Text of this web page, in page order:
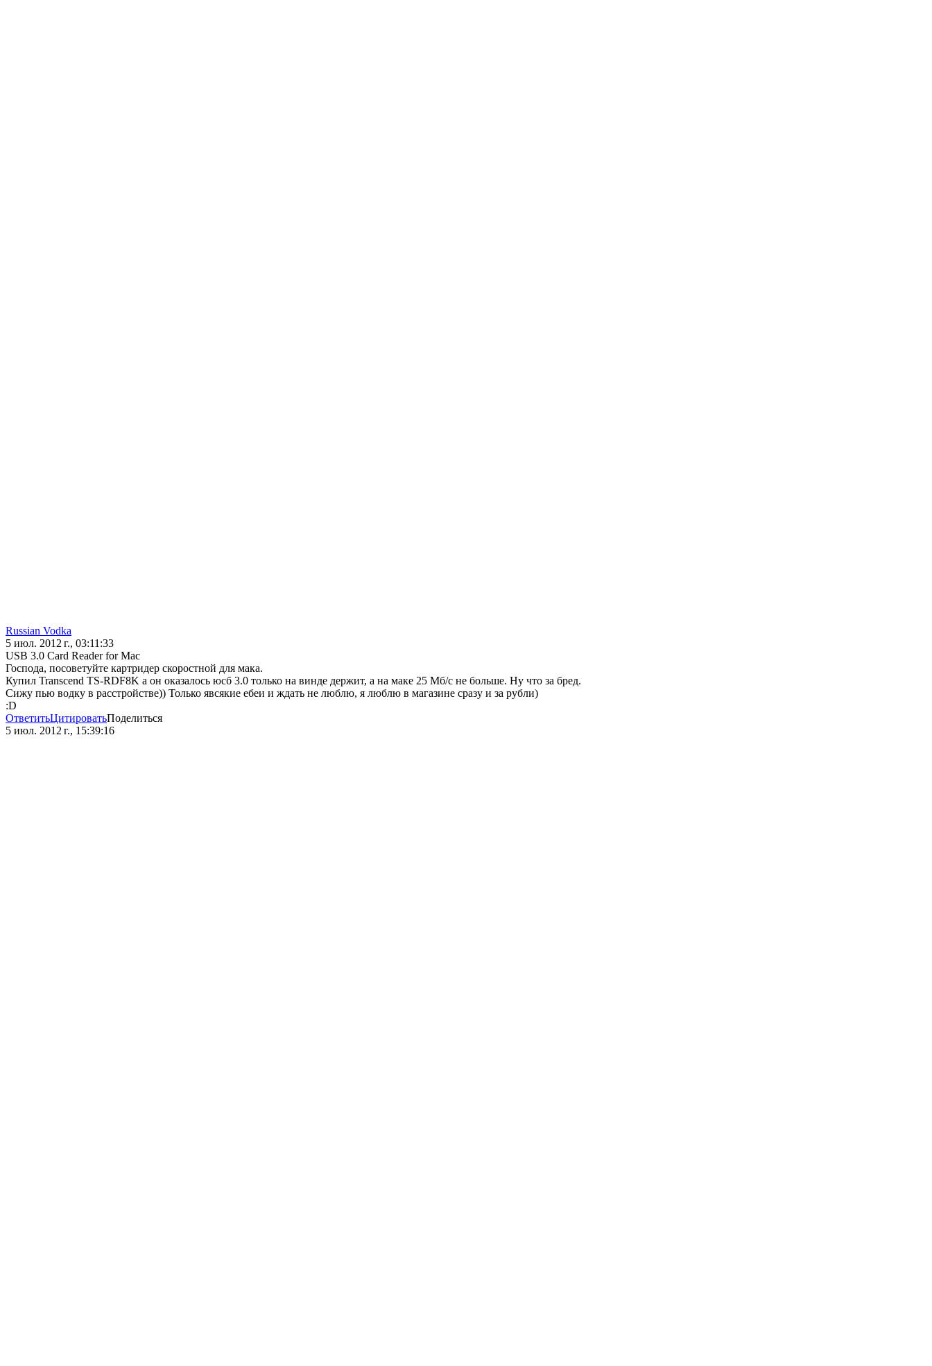
Russian Vodka
5 июл. 2012 г., 03:11:33
USB 3.0 Card Reader for Mac
Господа, посоветуйте картридер скоростной для мака.
Купил Transcend TS-RDF8K а он оказалось юсб 3.0 только на винде держит, а на маке 25 Мб/с не больше. Ну что за бред.
Сижу пью водку в расстройстве)) Только явсякие ебеи и ждать не люблю, я люблю в магазине сразу и за рубли)
:D
ОтветитьЦитироватьПоделиться
5 июл. 2012 г., 15:39:16